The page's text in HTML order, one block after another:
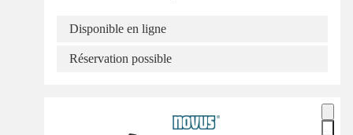
Disponible en ligne
Réservation possible